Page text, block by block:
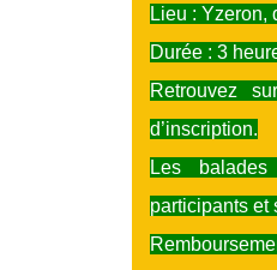
Lieu : Yzeron,
Durée : 3
Retrouvez
d’inscription.
Les
participants et